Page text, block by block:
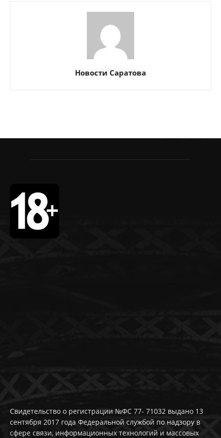
Новости Саратова
Свидетельство о регистрации №ФС 77- 71032 выдано 13
сентября 2017 года Федеральной службой по надзору в
сфере связи, информационных технологий и массовых